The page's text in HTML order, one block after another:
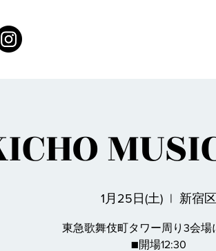
1月25日(土)
  |
新宿区
東急歌舞伎町タワー周り3会場
■開場12:30